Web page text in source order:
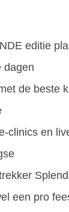
editie
dagen
de beste
clinics en
een pro